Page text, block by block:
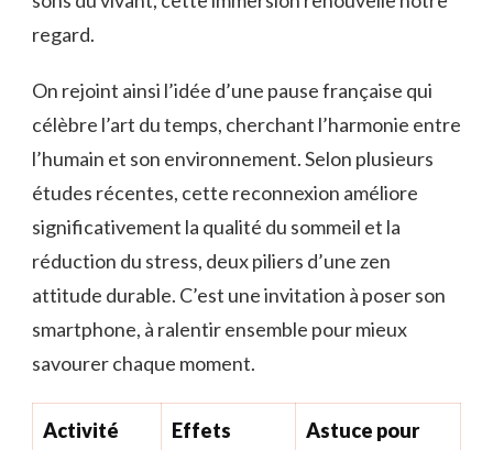
regard.
On rejoint ainsi l’idée d’une pause française qui
célèbre l’art du temps, cherchant l’harmonie entre
l’humain et son environnement. Selon plusieurs
études récentes, cette reconnexion améliore
significativement la qualité du sommeil et la
réduction du stress, deux piliers d’une zen
attitude durable. C’est une invitation à poser son
smartphone, à ralentir ensemble pour mieux
savourer chaque moment.
Activité
Effets
Astuce pour